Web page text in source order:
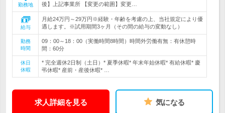
勤務地
後】上記事業所 【変更の範囲】変更…
給与
月給24万円～29万円※経験・年齢を考慮の上、当社規定により優
遇します。※試用期間3ヶ月（その間の給与の変動なし）
勤務
時間
09：00～18：00（実働時間8時間）時間外労働有無：有休憩時
間：60分
休日
休暇
* 完全週休2日制（土日）* 夏季休暇* 年末年始休暇* 有給休暇* 慶
弔休暇* 産前・産後休暇* …
求人詳細を見る 気になる